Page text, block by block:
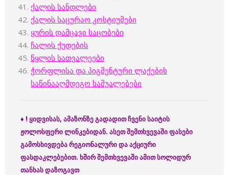
ქალის სანდლები
ქალის საცურაო კოსტიუმები
ყურის დამცავი საცობები
ჩალის ქუდების
წყლის სათვალეები
ჭორფლისა და პიგმენტური ლაქების
საწინააღმდეგო საშუალებები
♦ ! ყიდვისას, ამაზონზე გადადით ჩვენი საიტის
ჟოლოსფერი ლინკებიდან. ასეთ შემთხვევაში ფასები
გამოსხივდება რეგიონალური და აქციური
ფასდაკლებებით. ხშირ შემთხვევაში ამით სოლიდურ
თანხას დაზოგავთ